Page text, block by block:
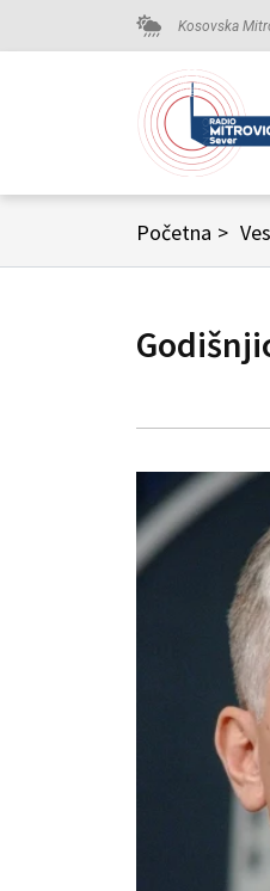
Kosovska
Početna >